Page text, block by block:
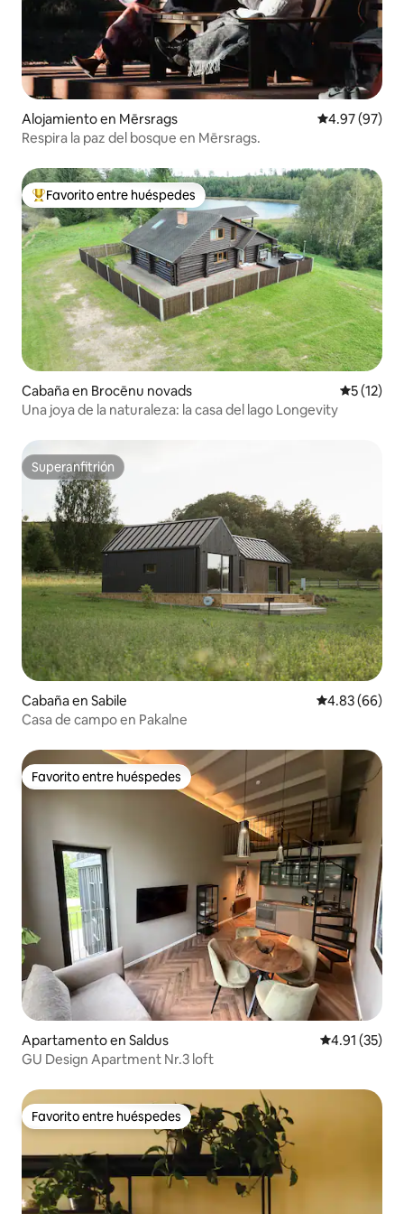
Alojamiento en Mērsrags Calificación
4.97 (97)
Respira la paz del bosque en Mērsrags.
Favorito entre huéspedes preferido
Favorito entre huéspedes
Cabaña en Brocēnu novads
5 (12)
Una joya de la naturaleza: la casa del lago Longevity
Superanfitrión
Superanfitrión
Cabaña en Sabile Calificación
4.83 (66)
Casa de campo en Pakalne
Favorito entre huéspedes
Favorito entre huéspedes
Apartamento en Saldus Calificación
4.91 (35)
GU Design Apartment Nr.3 loft
Favorito entre huéspedes
Favorito entre huéspedes